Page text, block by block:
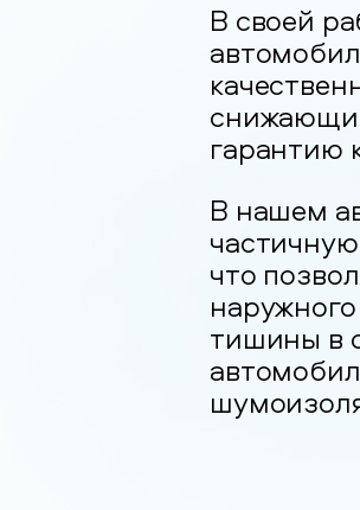
В своей
гарантию
В нашем
что
тишины в